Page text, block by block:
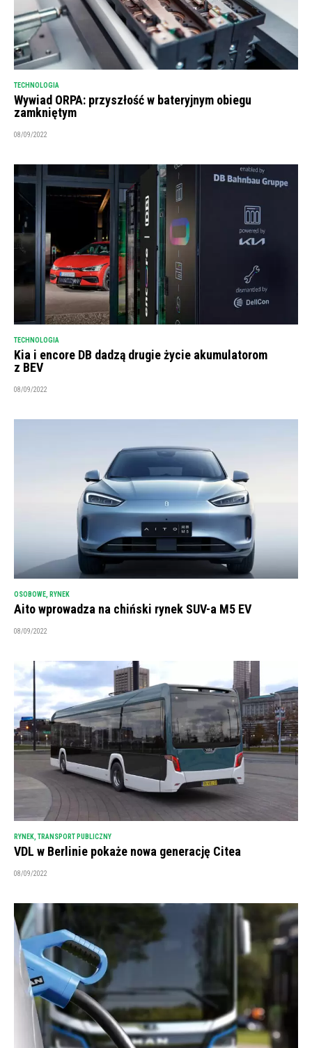
TECHNOLOGIA
Wywiad ORPA: przyszłość w bateryjnym obiegu
zamkniętym
08/09/2022
TECHNOLOGIA
Kia i encore DB dadzą drugie życie akumulatorom
z BEV
08/09/2022
OSOBOWE, RYNEK
Aito wprowadza na chiński rynek SUV-a M5 EV
08/09/2022
RYNEK TRANSPORT PUBLICZNY
VDL w Berlinie pokaże nowa generację Citea
08/09/2022